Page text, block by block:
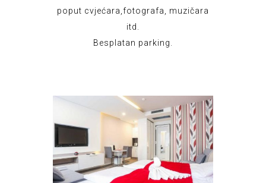
poput cvjećara,fotografa, muzičara
itd.
Besplatan parking.